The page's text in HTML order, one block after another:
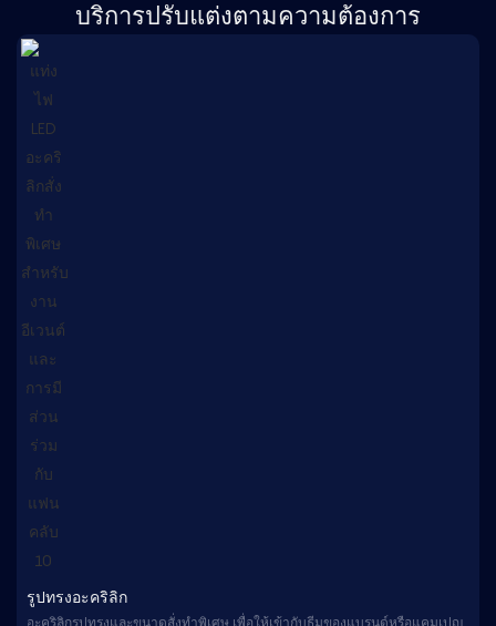
บริการปรับแต่งตามความต้องการ
รูปทรงอะคริลิก
อะคริลิกรูปทรงและขนาดสั่งทำพิเศษ เพื่อให้เข้ากับธีมของแบรนด์หรือแคมเปญ